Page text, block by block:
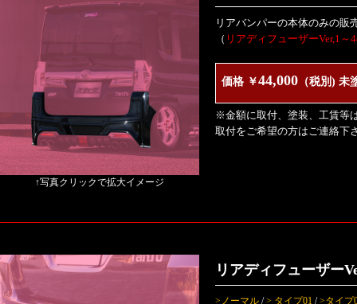
↑写真クリックで拡大イメージ
リアバンパーの本体のみの販
（ リアディフューザーVer,1
価格 ￥44,000 （税別) 未
※金額に取付、塗装、工賃等
取付をご希望の方はご連絡下
リアディフューザー
>ノーマル /> タイプ01 />タイプ